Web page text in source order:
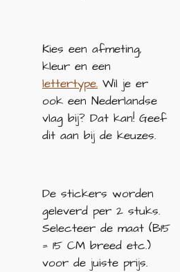
Kies een afmeting,
kleur en een
lettertype. Wil je er
ook een Nederlandse
vlag bij? Dat kan! Geef
dit aan bij de keuzes.
De stickers worden
geleverd per 2 stuks.
Selecteer de maat (B15
= 15 CM breed etc.)
voor de juiste prijs.